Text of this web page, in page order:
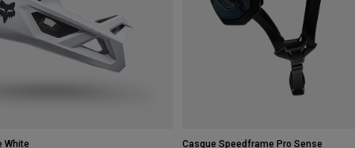
White Casque Speedframe Pro Sense